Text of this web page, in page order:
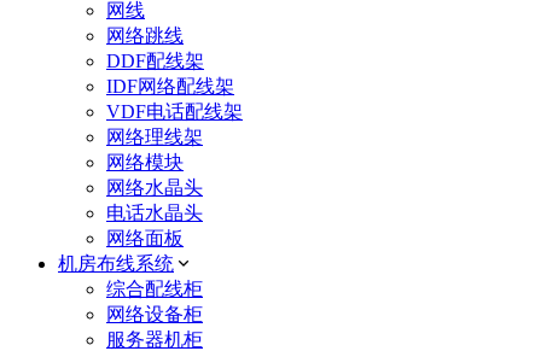
网线
网络跳线
DDF配线架
IDF网络配线架
VDF电话配线架
网络理线架
网络模块
网络水晶头
电话水晶头
网络面板
机房布线系统
综合配线柜
网络设备柜
服务器机柜